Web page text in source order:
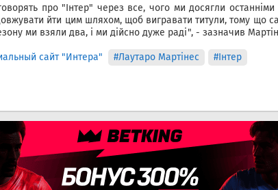
про "Інтер" через все, чого ми досягли
йти цим шляхом, щоб вигравати титули, тому що
ми взяли два, і ми дійсно дуже раді", - зазначив
сайт "Интера" #Лаутаро Мартінес #Інтер